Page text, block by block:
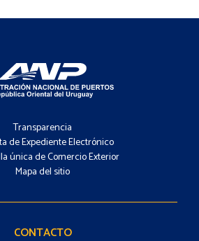
-
Menú
Transparencia
de Expediente Electrónico
única de Comercio Exterior
Mapa del sitio
-
Contacto
CONTACTO